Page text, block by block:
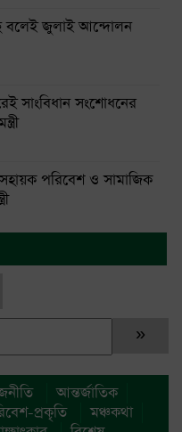
বলেই জুলাই আন্দোলন
সাংবিধান সংশোধনের
পরিবেশ ও সামাজিক
আন্তর্জাতিক
প্রকৃতি
মঞ্চকথা